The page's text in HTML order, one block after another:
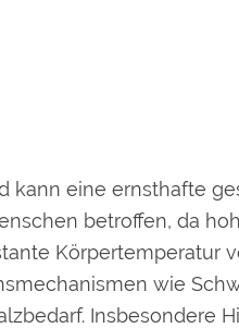
kann eine ernsthafte
betroffen, da
Körpertemperatur
wie
Insbesondere